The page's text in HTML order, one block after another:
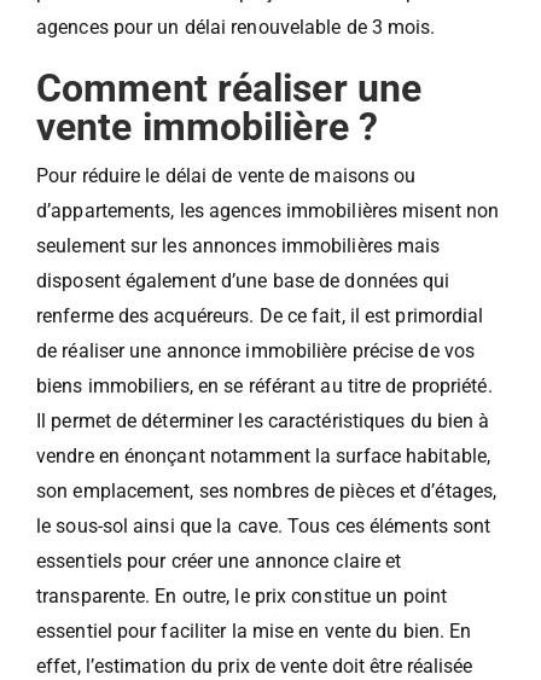
agences pour un délai renouvelable de 3 mois.
Comment réaliser une
vente immobilière ?
Pour réduire le délai de vente de maisons ou
d’appartements, les agences immobilières misent non
seulement sur les annonces immobilières mais
disposent également d’une base de données qui
renferme des acquéreurs. De ce fait, il est primordial
de réaliser une annonce immobilière précise de vos
biens immobiliers, en se référant au titre de propriété.
Il permet de déterminer les caractéristiques du bien à
vendre en énonçant notamment la surface habitable,
son emplacement, ses nombres de pièces et d’étages,
le sous-sol ainsi que la cave. Tous ces éléments sont
essentiels pour créer une annonce claire et
transparente. En outre, le prix constitue un point
essentiel pour faciliter la mise en vente du bien. En
effet, l’estimation du prix de vente doit être réalisée